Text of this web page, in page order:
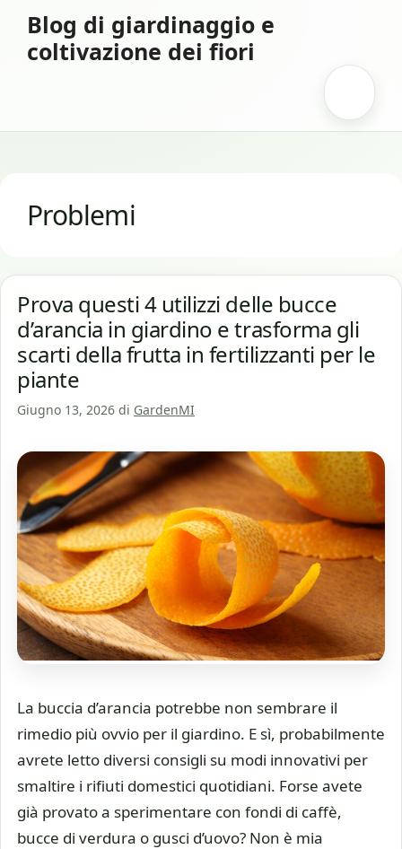
contenuto
Blog di giardinaggio e
coltivazione dei fiori
Problemi
Prova questi 4 utilizzi delle bucce
d’arancia in giardino e trasforma gli
scarti della frutta in fertilizzanti per le
piante
Giugno 13, 2026 di GardenMI
La buccia d’arancia potrebbe non sembrare il
rimedio più ovvio per il giardino. E sì, probabilmente
avrete letto diversi consigli su modi innovativi per
smaltire i rifiuti domestici quotidiani. Forse avete
già provato a sperimentare con fondi di caffè,
bucce di verdura o gusci d’uovo? Non è mia